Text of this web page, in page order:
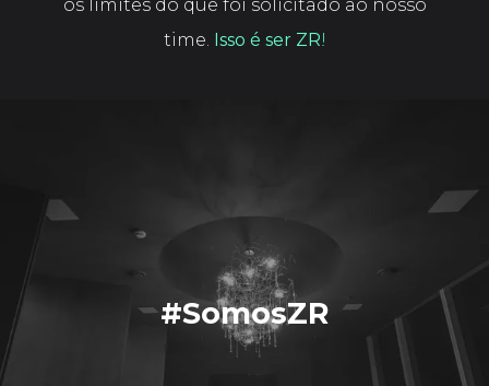
os limites do que foi solicitado ao nosso
time. Isso é ser ZR!
#SomosZR